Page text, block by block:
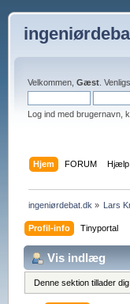
Velkommen, Gæst.
Log ind med brugernavn,
Hjem FORUM Hjælp
ingeniørdebat.dk » Lars
Profil-info Tinyportal
Vis indlæg
Denne sektion tillader